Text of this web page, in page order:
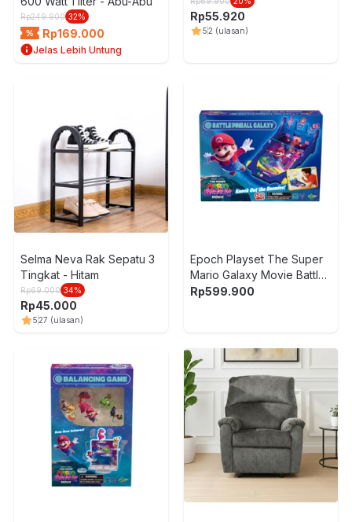
Rp249.900 32%
Rp169.000
Jelas Lebih Untung
Rp55.920
52 (ulasan)
Selma Neva Rak Sepatu 3
Tingkat - Hitam
Rp69.000 34%
Rp45.000
527 (ulasan)
Epoch Playset The Super
Mario Galaxy Movie Battle
Pinball - Mix
Rp599.900